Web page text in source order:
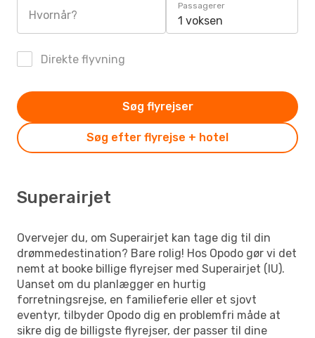
Hvornår?
Passagerer
1 voksen
Direkte flyvning
Søg efter flyrejse + hotel
Søg flyrejser
Superairjet
Overvejer du, om Superairjet kan tage dig til din
drømmedestination? Bare rolig! Hos Opodo gør vi det
nemt at booke billige flyrejser med Superairjet (IU).
Uanset om du planlægger en hurtig
forretningsrejse, en familieferie eller et sjovt
eventyr, tilbyder Opodo dig en problemfri måde at
sikre dig de billigste flyrejser, der passer til dine